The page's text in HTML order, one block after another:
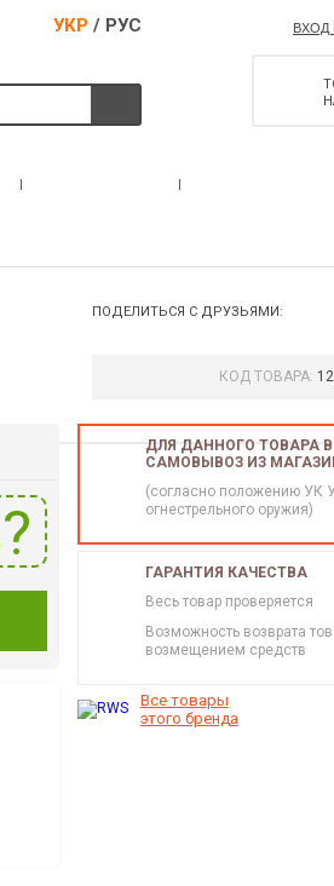
УКР / РУС ВХОД
ПОДЕЛИТЬСЯ С ДРУЗЬЯМИ:
КОД ТОВАРА:
ДЛЯ ДАННОГО ТОВАРА
САМОВЫВОЗ ИЗ
(согласно положению УК
огнестрельного оружия)
ГАРАНТИЯ КАЧЕСТВА
Весь товар проверяется
Возможность возврата
возмещением средств
Все товары
этого бренда